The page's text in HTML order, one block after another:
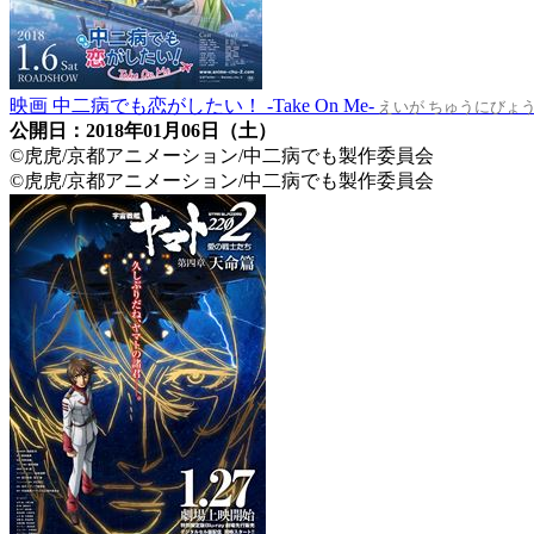
映画 中二病でも恋がしたい！ -Take On Me- えいが ちゅうにびょ
公開日：2018年01月06日（土）
©虎虎/京都アニメーション/中二病でも製作委員会
©虎虎/京都アニメーション/中二病でも製作委員会